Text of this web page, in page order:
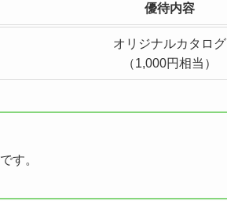
優待内容
オリジナルカタログ
（1,000円相当）
です。